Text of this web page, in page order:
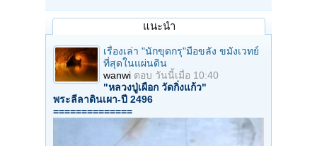
แนะนำ
เรื่องเล่า "นักขุดกรุ"มือขลัง ขมังเวทย์
ที่สุดในแผ่นดิน
wanwi ตอบ วันนี้เมื่อ 10:40
"หลวงปู่เผือก วัดกิ่งแก้ว"
พระลีลาดินเผา-ปี 2496
==============